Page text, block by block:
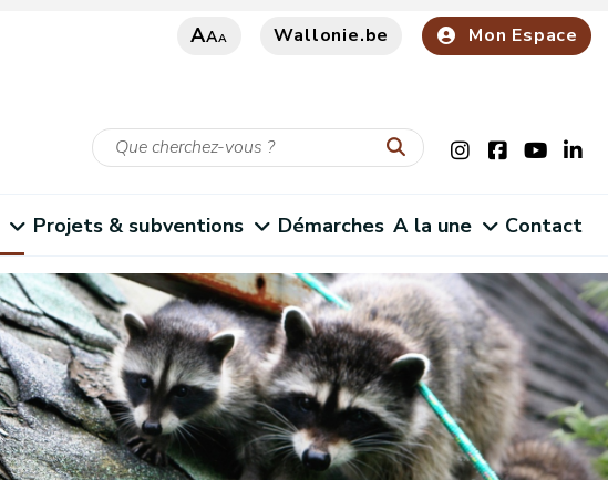
AAA Wallonie.be Mon Espace
Projets & subventions Démarches A la une Contact